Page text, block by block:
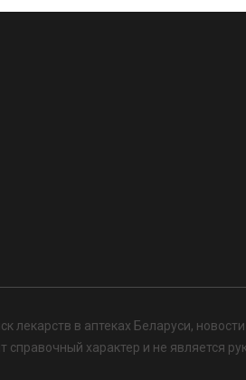
лекарств в аптеках Беларуси,
характер и не является